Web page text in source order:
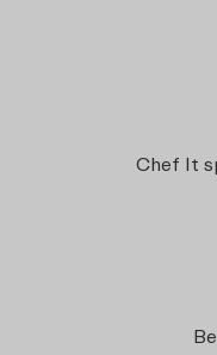
Chef It